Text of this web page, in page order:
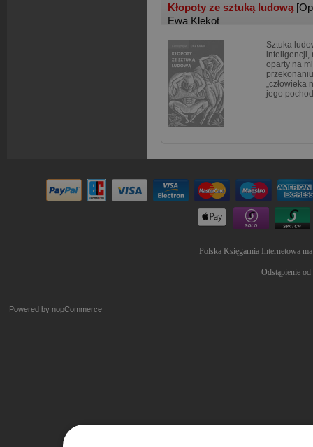
Kłopoty ze sztuką ludową
Ewa Klekot
Sztuka
inteligencji,
oparty na
„człowieka
jego
Polska Księgarnia Internetowa
Odstąpienie
Powered by nopCommerce